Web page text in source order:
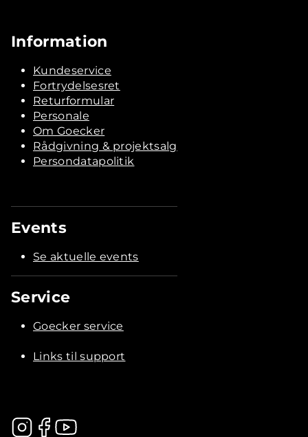
Information
Kundeservice
Fortrydelsesret
Returformular
Personale
Om Goecker
Rådgivning & projektsalg
Persondatapolitik
Events
Se aktuelle events
Service
Goecker service
Links til support